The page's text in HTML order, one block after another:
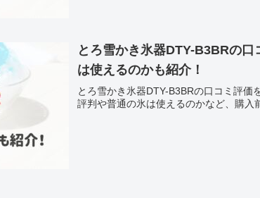
とろ雪かき氷器DTY-B3BRの
は使えるのかも紹介！
とろ雪かき氷器DTY-B3BRの口コミ評価
評判や普通の氷は使えるのかなど、購入